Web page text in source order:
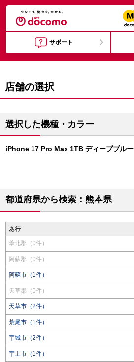
サポート
店舗の選択
選択した機種・カラー
iPhone 17 Pro Max 1TB ディープブルー
都道府県から検索：熊本県
あ行
葦北郡（0件）
阿蘇郡（0件）
阿蘇市（1件）
天草郡（0件）
天草市（2件）
荒尾市（1件）
宇城市（2件）
宇土市（1件）